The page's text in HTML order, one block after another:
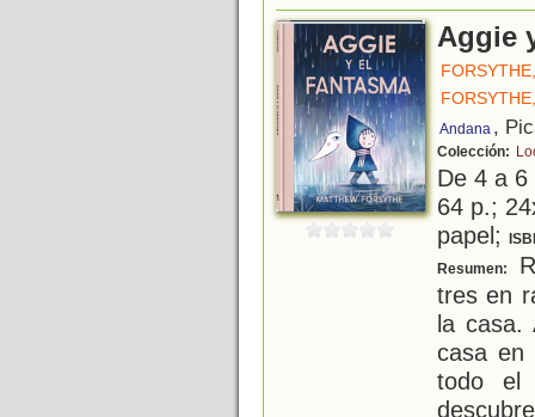
Aggie
Andana ,
Colección:
De 4 a
64 p.;
papel;
Resumen:
tres en
la casa.
casa en
todo el